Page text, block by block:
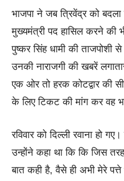
भाजपा ने जब त्रिवेंद्र को बदला
मुख्यमंत्री पद हासिल करने की
पुष्कर सिंह धामी की ताजपोशी
उनकी नाराजगी की खबरें
एक ओर तो हरक कोटद्वार की
के लिए टिकट की मांग कर वह
रविवार को दिल्ली रवाना हो
उन्होंने कहा था कि कि जिस
बात कही है, वैसे ही अभी मेरे